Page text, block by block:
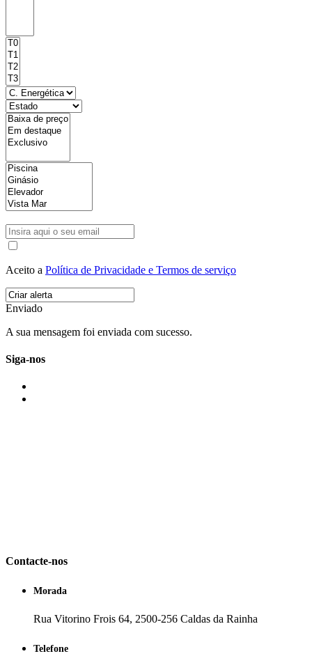
Aceito a Política de Privacidade e Termos de serviço
Enviado
A sua mensagem foi enviada com sucesso.
Siga-nos
Contacte-nos
Morada
Rua Vitorino Frois 64, 2500-256 Caldas da Rainha
Telefone